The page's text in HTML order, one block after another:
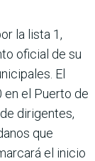
la lista 1,
oficial de su
El
en el Puerto de
dirigentes,
que
el inicio